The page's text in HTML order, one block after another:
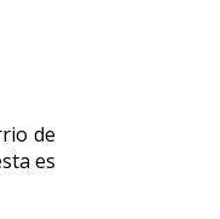
de
es